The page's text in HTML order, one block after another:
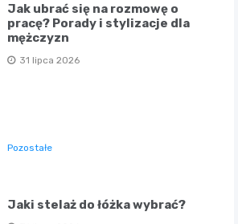
Jak ubrać się na rozmowę o
pracę? Porady i stylizacje dla
mężczyzn
31 lipca 2026
Pozostałe
Jaki stelaż do łóżka wybrać?